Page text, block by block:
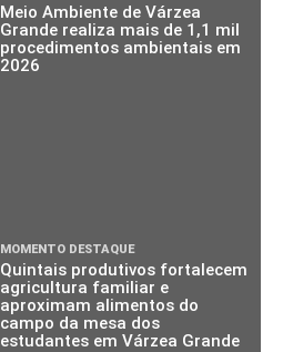
Meio Ambiente de Várzea
Grande realiza mais de 1,1 mil
procedimentos ambientais em
2026
MOMENTO DESTAQUE
Quintais produtivos fortalecem
agricultura familiar e
aproximam alimentos do
campo da mesa dos
estudantes em Várzea Grande